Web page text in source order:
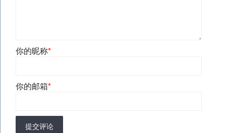
你的昵称*
你的邮箱*
提交评论